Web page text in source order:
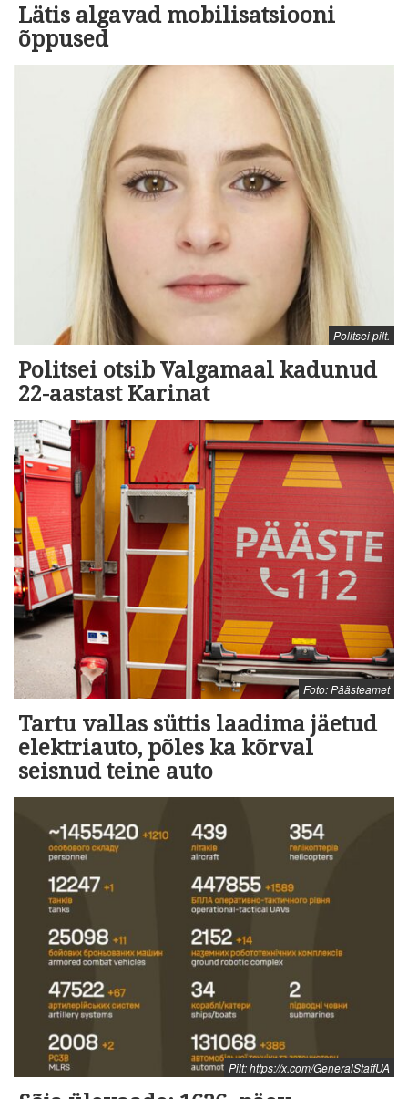
Lätis algavad mobilisatsiooni
õppused
Politsei pilt.
Politsei otsib Valgamaal kadunud
22-aastast Karinat
Foto: Päästeamet
Tartu vallas süttis laadima jäetud
elektriauto, põles ka kõrval
seisnud teine auto
Pilt: https://x.com/GeneralStaffUA